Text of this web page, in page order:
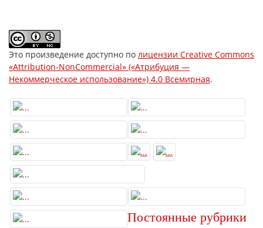
Это произведение доступно по лицензии Creative Commons
«Attribution-NonCommercial» («Атрибуция —
Некоммерческое использование») 4.0 Всемирная.
Постоянные рубрики